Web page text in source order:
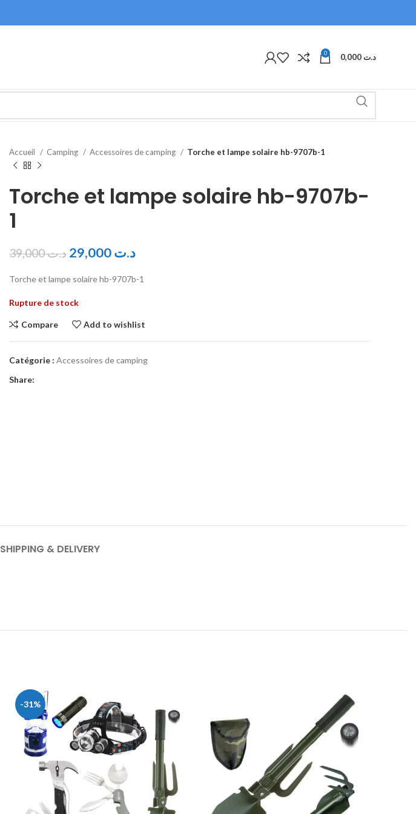
0 د.ت
Accueil Camping Accessoires de camping Torche et lampe solaire hb-9707b-1
Torche et lampe solaire hb-9707b-
1
د.ت39,000 د.ت
Torche et lampe solaire hb-9707b-1
Rupture de stock
Compare Add to wishlist
Catégorie : Accessoires de camping
Share:
SHIPPING & DELIVERY
-31%